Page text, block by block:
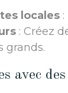
locales
: Créez
grands.
avec